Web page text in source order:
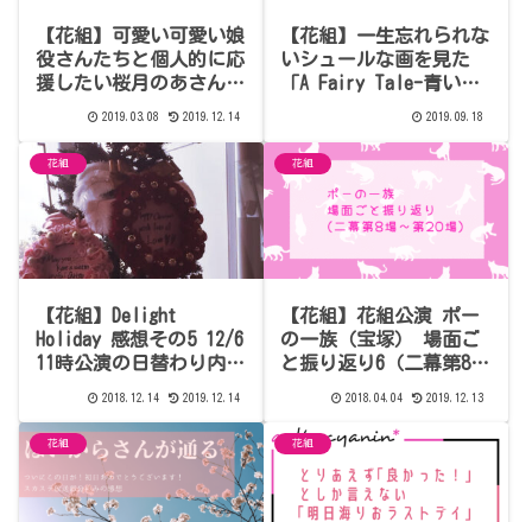
【花組】可愛い可愛い娘
役さんたちと個人的に応
援したい桜月のあさんの
2019.03.08 2019.12.14
【花組】一生忘れられな
いシュールな画を見た
「A Fairy Tale-青い薔
時）感想
2019.09.18
花組
【花組】Delight
Holiday 感想その5 12/6
11時公演の日替わり内容
2018.12.14 2019.12.14
花組
【花組】花組公演 ポー
の一族（宝塚） 場面ご
と振り返り6（二幕第8場
2018.04.04 2019.12.13
花組 花組